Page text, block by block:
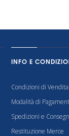
INFO E
Condizioni di Vendita
Modalità di
Spedizioni e
Restituzione Merce